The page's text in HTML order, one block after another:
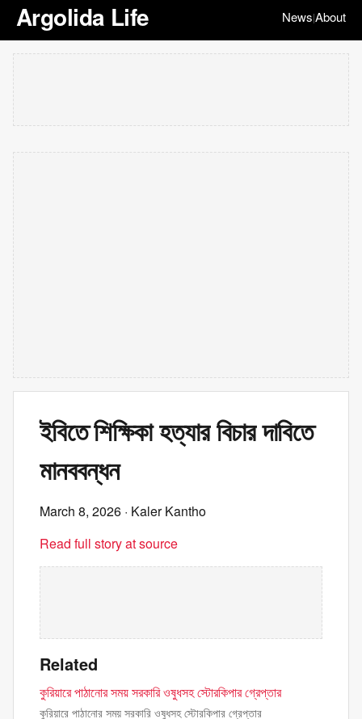
Argolida Life News|About
ইবিতে শিক্ষিকা হত্যার বিচার দাবিতে
মানববন্ধন
March 8, 2026 · Kaler Kantho
Read full story at source
Related
কুরিয়ারে পাঠানোর সময় সরকারি ওষুধসহ স্টোরকিপার গ্রেপ্তার
কুরিয়ারে পাঠানোর সময় সরকারি ওষুধসহ স্টোরকিপার গ্রেপ্তার